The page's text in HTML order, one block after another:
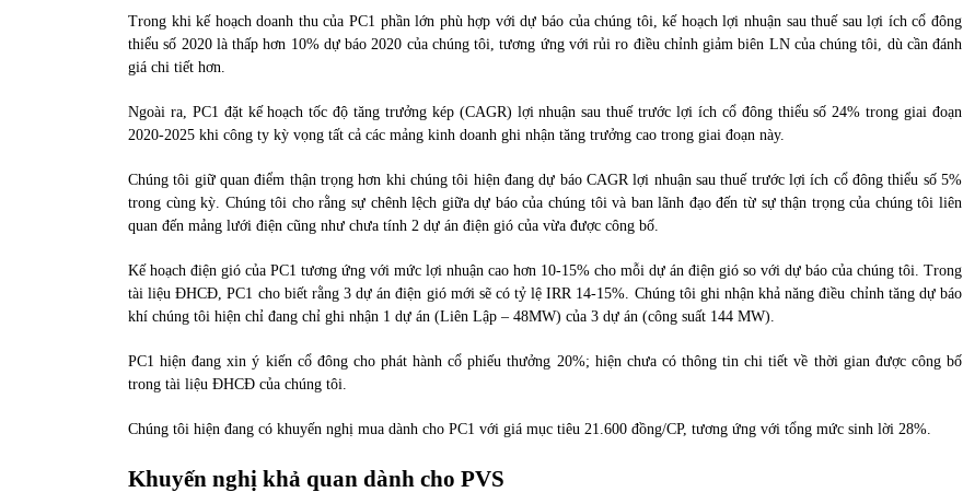
Trong khi kế hoạch doanh thu của PC1 phần lớn phù hợp với dự báo của chúng tôi, kế hoạch lợi nhuận sau thuế sau lợi ích cổ đông
thiểu số 2020 là thấp hơn 10% dự báo 2020 của chúng tôi, tương ứng với rủi ro điều chỉnh giảm biên LN của chúng tôi, dù cần đánh
giá chi tiết hơn.
Ngoài ra, PC1 đặt kế hoạch tốc độ tăng trưởng kép (CAGR) lợi nhuận sau thuế trước lợi ích cổ đông thiểu số 24% trong giai đoạn
2020-2025 khi công ty kỳ vọng tất cả các mảng kinh doanh ghi nhận tăng trưởng cao trong giai đoạn này.
Chúng tôi giữ quan điểm thận trọng hơn khi chúng tôi hiện đang dự báo CAGR lợi nhuận sau thuế trước lợi ích cổ đông thiểu số 5%
trong cùng kỳ. Chúng tôi cho rằng sự chênh lệch giữa dự báo của chúng tôi và ban lãnh đạo đến từ sự thận trọng của chúng tôi liên
quan đến mảng lưới điện cũng như chưa tính 2 dự án điện gió của vừa được công bố.
Kế hoạch điện gió của PC1 tương ứng với mức lợi nhuận cao hơn 10-15% cho mỗi dự án điện gió so với dự báo của chúng tôi. Trong
tài liệu ĐHCĐ, PC1 cho biết rằng 3 dự án điện gió mới sẽ có tỷ lệ IRR 14-15%. Chúng tôi ghi nhận khả năng điều chỉnh tăng dự báo
khí chúng tôi hiện chỉ đang chỉ ghi nhận 1 dự án (Liên Lập – 48MW) của 3 dự án (công suất 144 MW).
PC1 hiện đang xin ý kiến cổ đông cho phát hành cổ phiếu thưởng 20%; hiện chưa có thông tin chi tiết về thời gian được công bố
trong tài liệu ĐHCĐ của chúng tôi.
Chúng tôi hiện đang có khuyến nghị mua dành cho PC1 với giá mục tiêu 21.600 đồng/CP, tương ứng với tổng mức sinh lời 28%.
Khuyến nghị khả quan dành cho PVS